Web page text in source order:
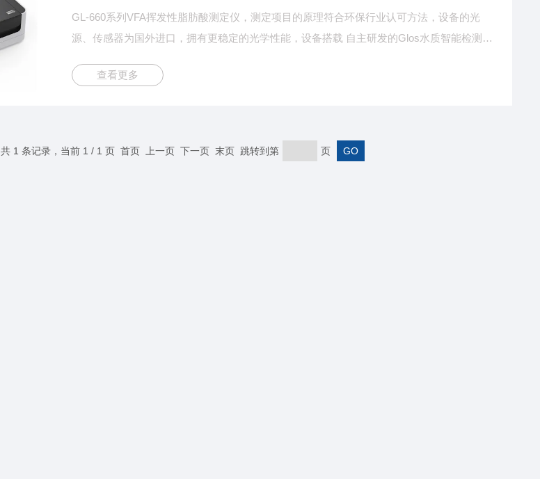
GL-660系列VFA挥发性脂肪酸测定仪，测定项目的原理符合环保行业认可方法，设备的光
源、传感器为国外进口，拥有更稳定的光学性能，设备搭载 自主研发的Glos水质智能检测系
检测、引导 检测模式等功能。8英寸IPS超大触摸屏，让测量结果直观明了。
查看更多
共 1 条记录，当前 1 / 1 页 首页 上一页 下一页 末页 跳转到第 页